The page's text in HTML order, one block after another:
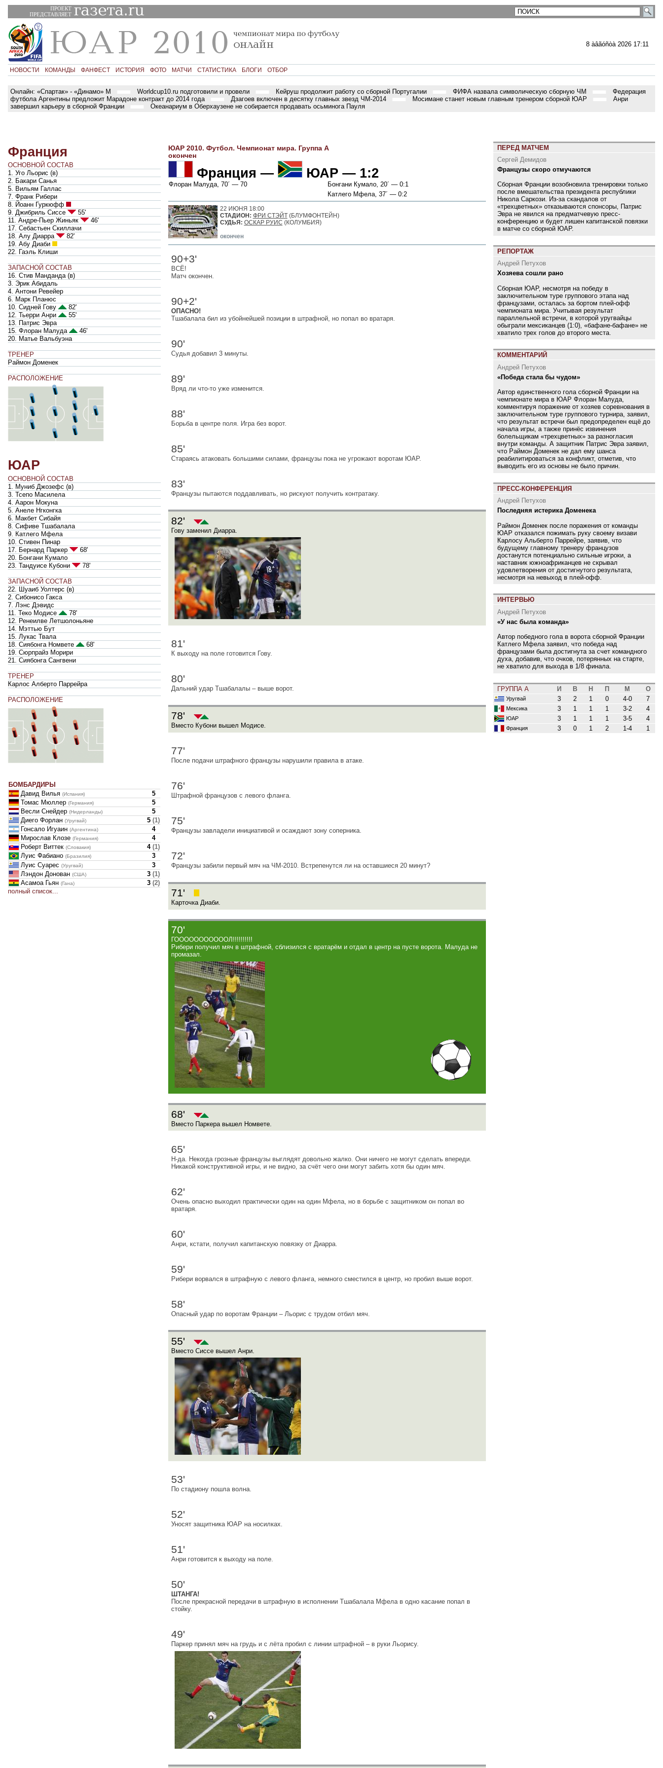
ПРОЕКТ
ПРЕДСТАВЛЯЕТ
8 àâãóñòà 2026 17:11
НОВОСТИ КОМАНДЫ ФАНФЕСТ ИСТОРИЯ ФОТО МАТЧИ СТАТИСТИКА БЛОГИ ОТБОР
Онлайн: «Спартак» - «Динамо» М Worldcup10.ru подготовили и провели Кейруш продолжит работу со сборной Португалии ФИФА назвала символическую сборную ЧМ
Федерация
футбола Аргентины предложит Марадоне контракт до 2014 года
Дзагоев включен в десятку главных звезд ЧМ-2014 Мосимане станет новым главным тренером сборной ЮАР
Анри
завершил карьеру в сборной Франции
Океанариум в Оберхаузене не собирается продавать осьминога Пауля
Франция
ОСНОВНОЙ СОСТАВ
1. Уго Льорис (в)
2. Бакари Санья
5. Вильям Галлас
7. Франк Рибери
8. Йоанн Гуркюфф
9. Джибриль Сиссе
55'
11. Андре-Пьер Жиньяк
46'
17. Себастьен Скиллачи
18. Алу Диарра
82'
19. Абу Диаби
22. Гаэль Клиши
ЗАПАСНОЙ СОСТАВ
16. Стив Манданда(в)
3. Эрик Абидаль
4. Антони Ревейер
6. Марк Планюс
10. Сидней Гову
82'
12. Тьерри Анри
55'
13. Патрис Эвра
15. Флоран Малуда
46'
20. Матье Вальбуэна
ТРЕНЕР
Раймон Доменек
РАСПОЛОЖЕНИЕ
ЮАР
ОСНОВНОЙ СОСТАВ
1. Муниб Джозефс (в)
3. Тсепо Масилела
4. Аарон Мокуна
5. Анеле Нгконгка
6. Макбет Сибайя
8. Сифиве Тшабалала
9. Катлего Мфела
10. Стивен Пинар
17. Бернард Паркер
68'
20. Бонгани Кумало
23. Тандуисе Кубони
78'
ЗАПАСНОЙ СОСТАВ
22. Шуаиб Уолтерс (в)
2. Сибонисо Гакса
7. Лэнс Дэвидс
11. Теко Модисе
78'
12. Ренеилве Летшолоньяне
14. Мэттью Бут
15. Лукас Твала
18. Сиябонга Номвете
68'
19. Сюрпрайз Морири
21. Сиябонга Сангвени
ТРЕНЕР
Карлос Алберто Паррейра
РАСПОЛОЖЕНИЕ
БОМБАРДИРЫ
Давид Вилья (Испания)
5
Томас Мюллер (Германия)
5
Весли Снейдер (Нидерланды)
5
Диего Форлан (Уругвай) 5 (1)
Гонсало Игуаин (Аргентина)
4
Мирослав Клозе (Германия)
4
Роберт Виттек (Словакия) 4 (1)
Луис Фабиано (Бразилия)
3
Луис Суарес (Уругвай)
3
Лэндон Донован (США) 3 (1)
Асамоа Гьян (Гана) 3 (2)
полный список...
ЮАР 2010. Футбол. Чемпионат мира. Группа A
окончен
Франция — ЮАР — 1:2
Флоран Малуда, 70´ — 70 Бонгани Кумало, 20´ — 0:1
Катлего Мфела, 37´ — 0:2
22 ИЮНЯ 18:00
СТАДИОН: ФРИ СТЭЙТ(БЛУМФОНТЕЙН)
СУДЬЯ: ОСКАР РУИС (КОЛУМБИЯ)
окончен
90+3'
ВСЁ!
Матч окончен.
90+2'
ОПАСНО!
Тшабалала бил из убойнейшей позиции в штрафной, но попал во вратаря.
90'
Судья добавил 3 минуты.
89'
Вряд ли что-то уже изменится.
88'
Борьба в центре поля. Игра без ворот.
85'
Стараясь атаковать большими силами, французы пока не угрожают воротам ЮАР.
83'
Французы пытаются поддавливать, но рискуют получить контратаку.
82'
Гову заменил Диарра.
81'
К выходу на поле готовится Гову.
80'
Дальний удар Тшабалалы – выше ворот.
78'
Вместо Кубони вышел Модисе.
77'
После подачи штрафного французы нарушили правила в атаке.
76'
Штрафной французов с левого фланга.
75'
Французы завладели инициативой и осаждают зону соперника.
72'
Французы забили первый мяч на ЧМ-2010. Встрепенутся ли на оставшиеся 20 минут?
71'
Карточка Диаби.
70'
ГОООООООООООЛ!!!!!!!!!!
Рибери получил мяч в штрафной, сблизился с вратарём и отдал в центр на пусте ворота. Малуда не
промазал.
68'
Вместо Паркера вышел Номвете.
65'
Н-да. Некогда грозные французы выглядят довольно жалко. Они ничего не могут сделать впереди.
Никакой конструктивной игры, и не видно, за счёт чего они могут забить хотя бы один мяч.
62'
Очень опасно выходил практически один на один Мфела, но в борьбе с защитником он попал во
вратаря.
60'
Анри, кстати, получил капитанскую повязку от Диарра.
59'
Рибери ворвался в штрафную с левого фланга, немного сместился в центр, но пробил выше ворот.
58'
Опасный удар по воротам Франции – Льорис с трудом отбил мяч.
55'
Вместо Сиссе вышел Анри.
53'
По стадиону пошла волна.
52'
Уносят защитника ЮАР на носилках.
51'
Анри готовится к выходу на поле.
50'
ШТАНГА!
После прекрасной передачи в штрафную в исполнении Тшабалала Мфела в одно касание попал в
стойку.
49'
Паркер принял мяч на грудь и с лёта пробил с линии штрафной – в руки Льорису.
ПЕРЕД МАТЧЕМ
Сергей Демидов
Французы скоро отмучаются
Сборная Франции возобновила тренировки только
после вмешательства президента республики
Никола Саркози. Из-за скандалов от
«трехцветных» отказываются спонсоры, Патрис
Эвра не явился на предматчевую пресс-
конференцию и будет лишен капитанской повязки
в матче со сборной ЮАР.
РЕПОРТАЖ
Андрей Петухов
Хозяева сошли рано
Сборная ЮАР, несмотря на победу в
заключительном туре группового этапа над
французами, осталась за бортом плей-офф
чемпионата мира. Учитывая результат
параллельной встречи, в которой уругвайцы
обыграли мексиканцев (1:0), «бафане-бафане» не
хватило трех голов до второго места.
КОММЕНТАРИЙ
Андрей Петухов
«Победа стала бы чудом»
Автор единственного гола сборной Франции на
чемпионате мира в ЮАР Флоран Малуда,
комментируя поражение от хозяев соревнования в
заключительном туре группового турнира, заявил,
что результат встречи был предопределен ещё до
начала игры, а также принёс извинения
болельщикам «трехцветных» за разногласия
внутри команды. А защитник Патрис Эвра заявил,
что Раймон Доменек не дал ему шанса
реабилитироваться за конфликт, отметив, что
выводить его из основы не было причин.
ПРЕСС-КОНФЕРЕНЦИЯ
Андрей Петухов
Последняя истерика Доменека
Раймон Доменек после поражения от команды
ЮАР отказался пожимать руку своему визави
Карлосу Альберто Паррейре, заявив, что
будущему главному тренеру французов
достанутся потенциально сильные игроки, а
наставник южноафриканцев не скрывал
удовлетворения от достигнутого результата,
несмотря на невыход в плей-офф.
ИНТЕРВЬЮ
Андрей Петухов
«У нас была команда»
Автор победного гола в ворота сборной Франции
Катлего Мфела заявил, что победа над
французами была достигнута за счет командного
духа, добавив, что очков, потерянных на старте,
не хватило для выхода в 1/8 финала.
ГРУППА A И В Н П М О
Уругвай 3 2 1 0 4-0 7
Мексика 3 1 1 1 3-2 4
ЮАР 3 1 1 1 3-5 4
Франция 3 0 1 2 1-4 1